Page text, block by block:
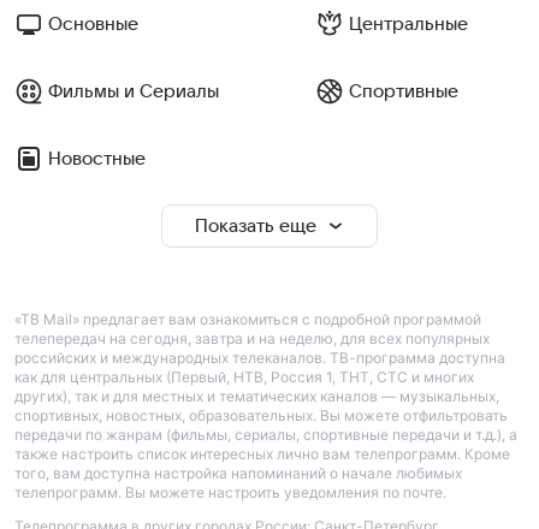
Основные Центральные
Фильмы и Сериалы Спортивные
Новостные
Показать еще
«ТВ Mail» предлагает вам ознакомиться с подробной программой
телепередач на сегодня, завтра и на неделю, для всех популярных
российских и международных телеканалов. ТВ-программа доступна
как для центральных (Первый, НТВ, Россия 1, ТНТ, СТС и многих
других), так и для местных и тематических каналов — музыкальных,
спортивных, новостных, образовательных. Вы можете отфильтровать
передачи по жанрам (фильмы, сериалы, спортивные передачи и т.д.), а
также настроить список интересных лично вам телепрограмм. Кроме
того, вам доступна настройка напоминаний о начале любимых
телепрограмм. Вы можете настроить уведомления по почте.